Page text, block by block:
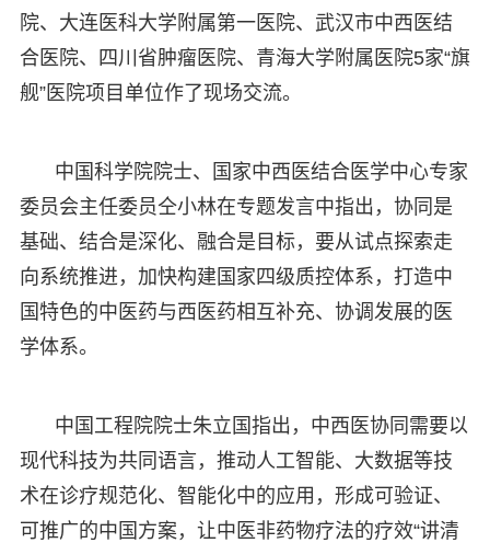
院、大连医科大学附属第一医院、武汉市中西医结
合医院、四川省肿瘤医院、青海大学附属医院5家“旗
舰”医院项目单位作了现场交流。
中国科学院院士、国家中西医结合医学中心专家
委员会主任委员仝小林在专题发言中指出，协同是
基础、结合是深化、融合是目标，要从试点探索走
向系统推进，加快构建国家四级质控体系，打造中
国特色的中医药与西医药相互补充、协调发展的医
学体系。
中国工程院院士朱立国指出，中西医协同需要以
现代科技为共同语言，推动人工智能、大数据等技
术在诊疗规范化、智能化中的应用，形成可验证、
可推广的中国方案，让中医非药物疗法的疗效“讲清